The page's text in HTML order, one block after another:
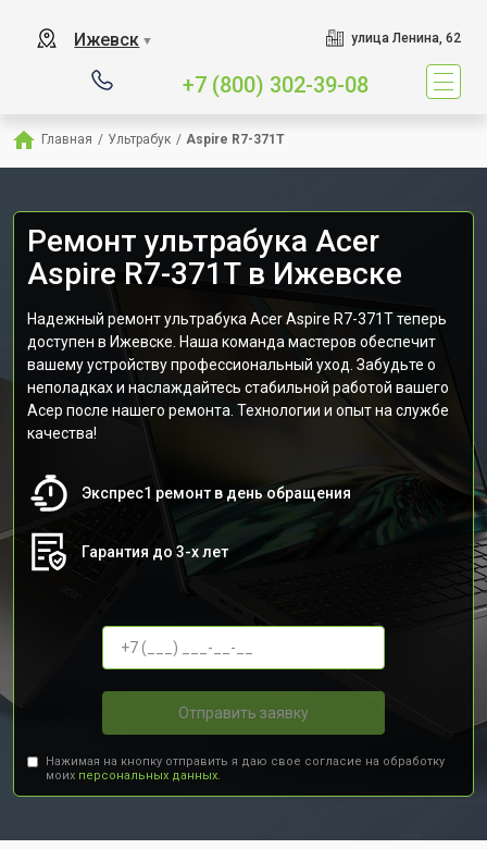
Ижевск ▼ улица Ленина, 62
+7 (800) 302-39-08
Главная / Ультрабук / Aspire R7-371T
Ремонт ультрабука Acer
Aspire R7-371T в Ижевске
Надежный ремонт ультрабука Acer Aspire R7-371T теперь
доступен в Ижевске. Наша команда мастеров обеспечит
вашему устройству профессиональный уход. Забудьте о
неполадках и наслаждайтесь стабильной работой вашего
Асер после нашего ремонта. Технологии и опыт на службе
качества!
Экспрес1 ремонт в день обращения
Гарантия до 3-х лет
Отправить заявку
Нажимая на кнопку отправить я даю свое согласие на обработку
моих персональных данных.